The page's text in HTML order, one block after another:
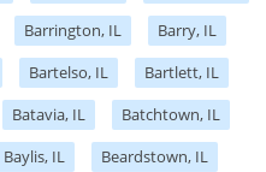
Barrington, IL
Barry, IL
Bartelso, IL
Bartlett, IL
Batavia, IL
Batchtown, IL
Baylis, IL
Beardstown, IL